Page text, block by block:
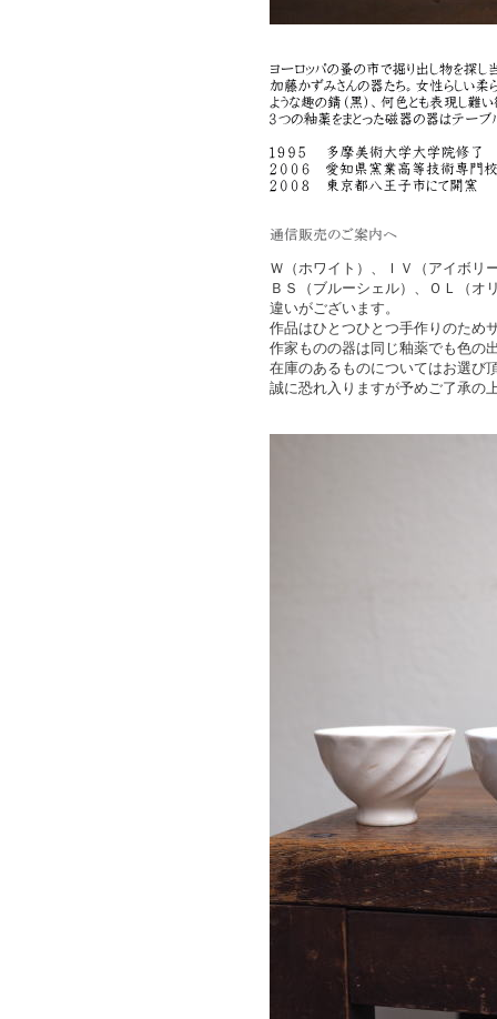
Ｗ（ホワイト）、ＩＶ（アイボリ
ＢＳ（ブルーシェル）、ＯＬ（オ
違いがございます。
作品はひとつひとつ手作りのため
作家ものの器は同じ釉薬でも色の
在庫のあるものについてはお選び
誠に恐れ入りますが予めご了承の